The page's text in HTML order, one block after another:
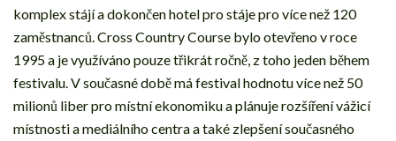
komplex stájí a dokončen hotel pro stáje pro více než 120
zaměstnanců. Cross Country Course bylo otevřeno v roce
1995 a je využíváno pouze třikrát ročně, z toho jeden během
festivalu. V současné době má festival hodnotu více než 50
milionů liber pro místní ekonomiku a plánuje rozšíření vážicí
místnosti a mediálního centra a také zlepšení současného